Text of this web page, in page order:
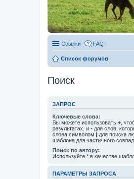
Ссылки FAQ
Список форумов
Поиск
ЗАПРОС
Ключевые слова:
Вы можете использовать + ,
результатах, и - для слов,
слова символом | для поиска
шаблона для частичного
Поиск по автору:
Используйте * в качестве
ПАРАМЕТРЫ ЗАПРОСА